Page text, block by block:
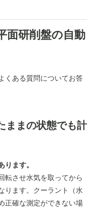
面研削盤の自動
くある質問についてお答
ままの状態でも計
ます。
転させ水気を取ってから
ります。クーラント（水
正確な測定ができない場